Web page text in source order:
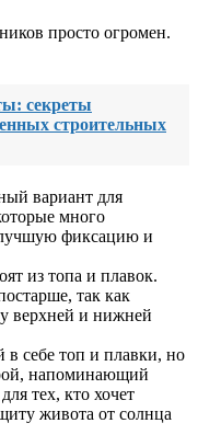
просто огромен.
секреты
строительных
вариант для
много
фиксацию и
из топа и плавок.
так как
верхней и нижней
себе топ и плавки, но
напоминающий
тех, кто хочет
живота от солнца